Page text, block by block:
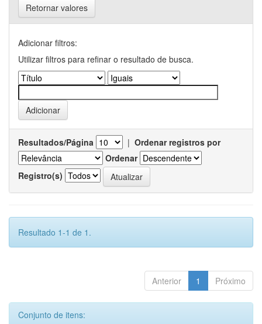
Retornar valores
Adicionar filtros:
Utilizar filtros para refinar o resultado de busca.
Resultados/Página | Ordenar registros por
Ordenar
Registro(s)
Resultado 1-1 de 1.
Anterior 1 Próximo
Conjunto de itens: